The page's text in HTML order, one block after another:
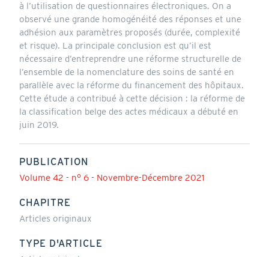
à l’utilisation de questionnaires électroniques. On a
observé une grande homogénéité des réponses et une
adhésion aux paramètres proposés (durée, complexité
et risque). La principale conclusion est qu’il est
nécessaire d’entreprendre une réforme structurelle de
l’ensemble de la nomenclature des soins de santé en
parallèle avec la réforme du financement des hôpitaux.
Cette étude a contribué à cette décision : la réforme de
la classification belge des actes médicaux a débuté en
juin 2019.
PUBLICATION
Volume 42 - n° 6 - Novembre-Décembre 2021
CHAPITRE
Articles originaux
TYPE D'ARTICLE